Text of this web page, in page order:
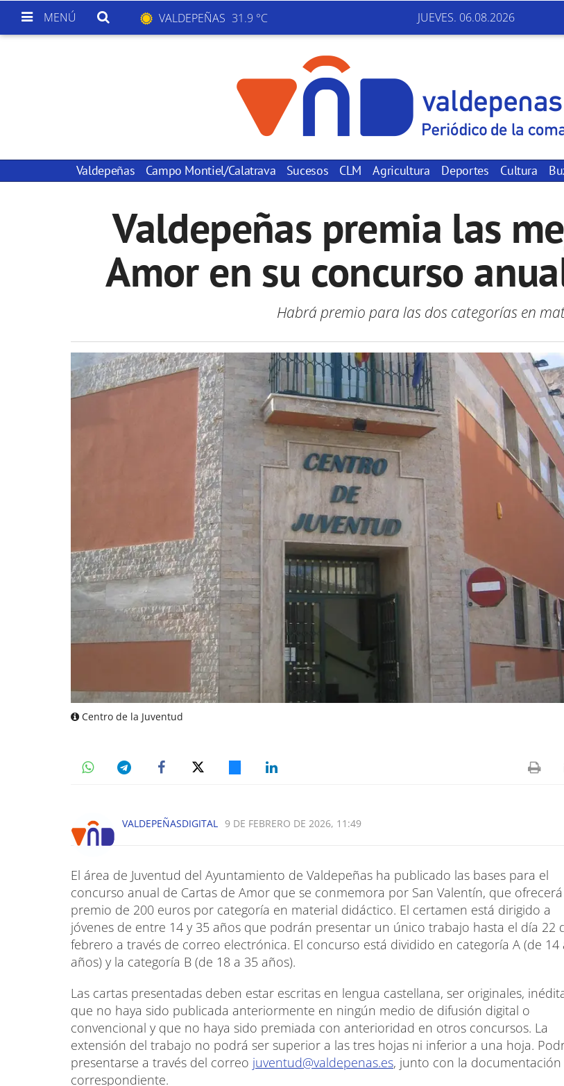
MENÚ VALDEPEÑAS 31.9 °C JUEVES. 06.08.2026
Valdepeñas Campo Montiel/Calatrava Sucesos CLM Agricultura Deportes Cultura
Valdepeñas premia las
Amor en su concurso
Habrá premio para las dos categorías en
Centro de la Juventud
VALDEPEÑASDIGITAL 9 DE FEBRERO DE 2026, 11:49
El área de Juventud del Ayuntamiento de Valdepeñas ha publicado las bases para el
concurso anual de Cartas de Amor que se conmemora por San Valentín, que
premio de 200 euros por categoría en material didáctico. El certamen está dirigido a
jóvenes de entre 14 y 35 años que podrán presentar un único trabajo hasta el día 22
febrero a través de correo electrónica. El concurso está dividido en categoría A (de 14
años) y la categoría B (de 18 a 35 años).
Las cartas presentadas deben estar escritas en lengua castellana, ser originales,
que no haya sido publicada anteriormente en ningún medio de difusión digital o
convencional y que no haya sido premiada con anterioridad en otros concursos. La
extensión del trabajo no podrá ser superior a las tres hojas ni inferior a una hoja.
presentarse a través del correo juventud@valdepenas.es, junto con la documentación
correspondiente.